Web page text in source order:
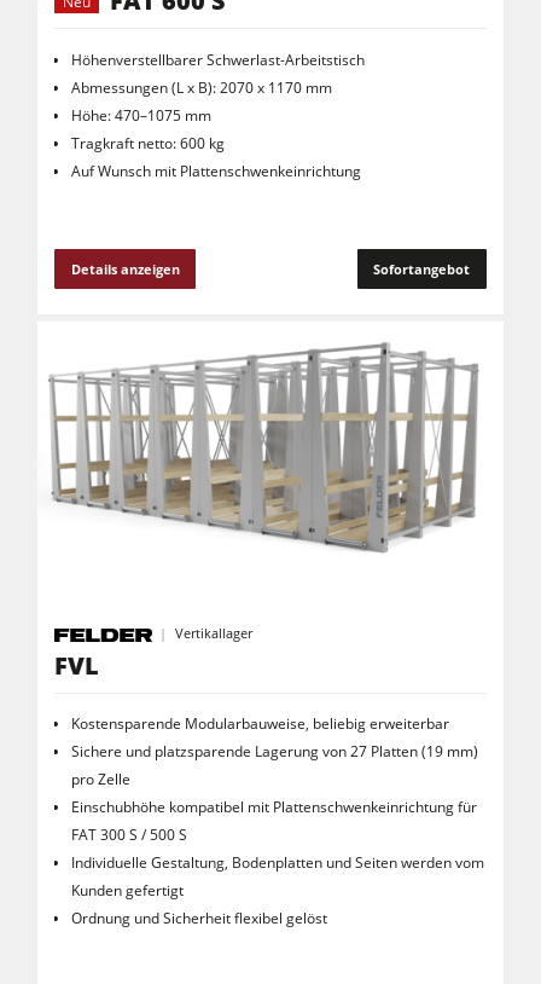
Höhenverstellbarer Schwerlast-Arbeitstisch
Abmessungen (L x B): 2070 x 1170 mm
Höhe: 470–1075 mm
Tragkraft netto: 600 kg
Auf Wunsch mit Plattenschwenkeinrichtung
Details anzeigen Sofortangebot
Vertikallager
FVL
Kostensparende Modularbauweise, beliebig erweiterbar
Sichere und platzsparende Lagerung von 27 Platten (19 mm)
pro Zelle
Einschubhöhe kompatibel mit Plattenschwenkeinrichtung für
FAT 300 S / 500 S
Individuelle Gestaltung, Bodenplatten und Seiten werden vom
Kunden gefertigt
Ordnung und Sicherheit flexibel gelöst